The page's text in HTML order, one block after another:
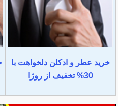
خرید عطر و ادکلن دلخواهت با
30% تخفیف از روژا